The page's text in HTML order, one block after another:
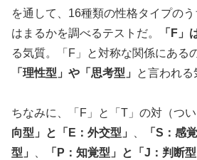
を通して、16種類の性格タイプの
はまるかを調べるテストだ。
「F」
る気質。「F」と対称な関係にある
「理性型」や「思考型」
と言われる
ちなみに、「F」と「T」の対（つい
向型」と「E：外交型」
「S：感
型」
「P：知覚型」と「J：判断型